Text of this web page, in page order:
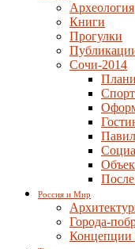
Археология
Книги
Прогулки
Сочи-2014
Россия и Мир
Города-
Концепции